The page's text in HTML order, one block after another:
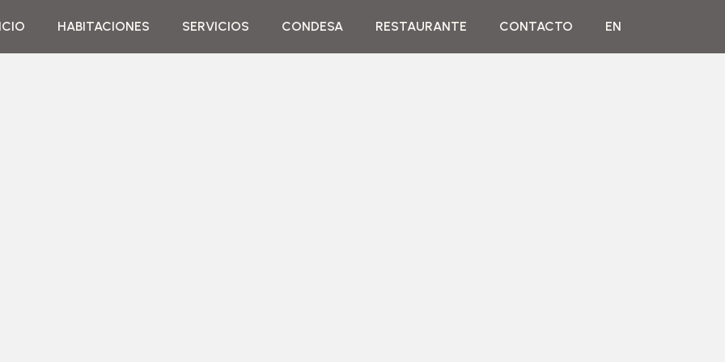
HABITACIONES SERVICIOS CONDESA RESTAURANTE CONTACTO EN